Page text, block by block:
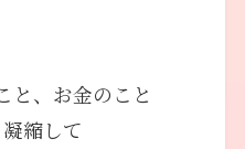
と、お金のこと
縮して